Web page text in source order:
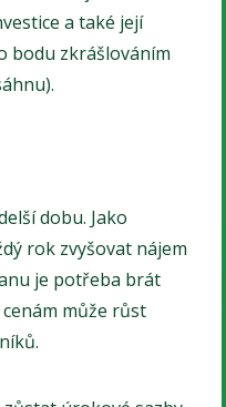
a také její
bodu zkrášlováním
dobu. Jako
rok zvyšovat nájem
je potřeba brát
může růst